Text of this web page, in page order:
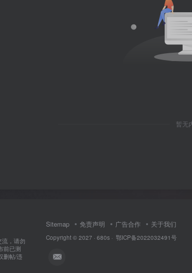
暂无
，请勿
前已测
删帖/违
Sitemap 免责声明 广告合作 关于我们
Copyright © 2027 · 680s · 鄂ICP备2022032491号